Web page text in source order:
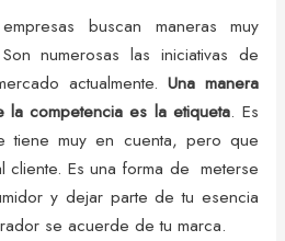
buscan maneras muy
numerosas las iniciativas de
actualmente.Una manera
la competencia es la etiqueta. Es
tiene muy en cuenta, pero que
cliente. Es una forma de meterse
y dejar parte de tu esencia
se acuerde de tu marca.